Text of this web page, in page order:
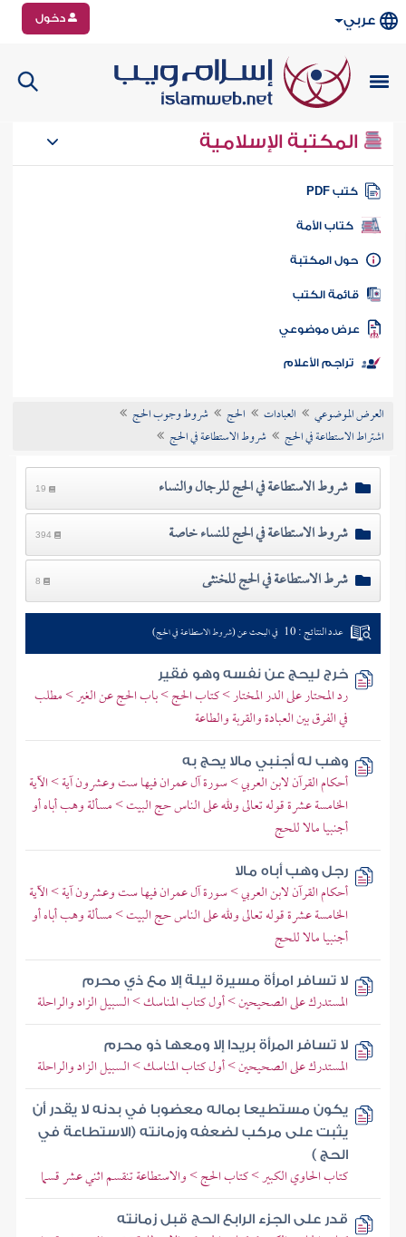
عربي دخول
المكتبة الإسلامية
كتب PDF
كتاب الأمة
المكتبة
الكتب
موضوعي
تراجم الأعلام
العرض الموضوعي العبادات الحج
شروط وجوب الحج
اشتراط الاستطاعة في الحج
شروط الاستطاعة في الحج
شروط الاستطاعة في الحج للرجال والنساء 19
شروط الاستطاعة في الحج للنساء خاصة 394
شرط الاستطاعة في الحج للخنثى 8
عدد النتائج : 10 في البحث عن (شروط الاستطاعة في الحج)
خرج ليحج عن نفسه وهو فقير
رد المحتار على الدر المختار > كتاب الحج > باب الحج عن الغير > مطلب
في الفرق بين العبادة والقربة والطاعة
وهب له أجنبي مالا يحج به
أحكام القرآن لابن العربي > سورة آل عمران فيها ست وعشرون آية > الآية
الخامسة عشرة قوله تعالى ولله على الناس حج البيت > مسألة وهب أباه أو
أجنبيا مالا للحج
رجل وهب أباه مالا
أحكام القرآن لابن العربي > سورة آل عمران فيها ست وعشرون آية > الآية
الخامسة عشرة قوله تعالى ولله على الناس حج البيت > مسألة وهب أباه أو
أجنبيا مالا للحج
لا تسافر امرأة مسيرة ليلة إلا مع ذي محرم
المستدرك على الصحيحين > أول كتاب المناسك > السبيل الزاد والراحلة
لا تسافر المرأة بريدا إلا ومعها ذو محرم
المستدرك على الصحيحين > أول كتاب المناسك > السبيل الزاد والراحلة
يكون مستطيعا بماله معضوبا في بدنه لا يقدر أن
يثبت على مركب لضعفه وزمانته (الاستطاعة في
الحج )
كتاب الحاوي الكبير > كتاب الحج > والاستطاعة تنقسم اثني عشر قسما
قدر على الجزء الرابع الحج قبل زمانته